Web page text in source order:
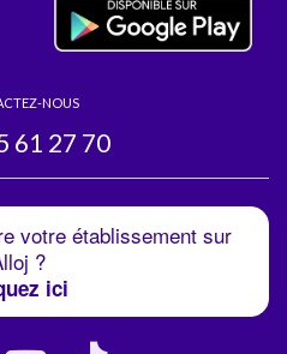
NOUS
61 27 70
votre établissement sur
?
ici